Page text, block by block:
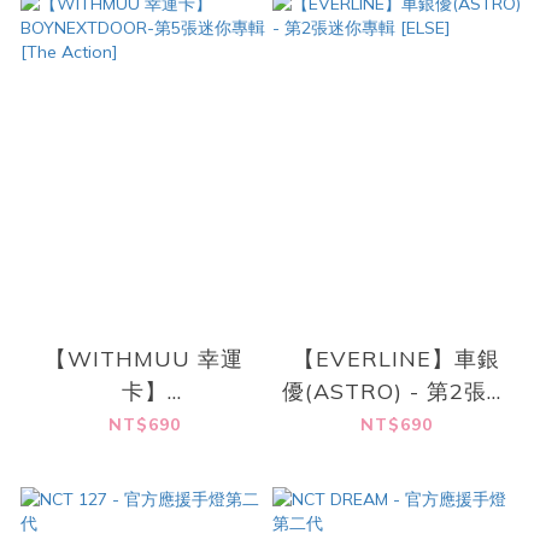
【WITHMUU 幸運
卡】
BOYNEXTDOOR-第5
Action]
NT$690
【EVERLINE】車銀
優(ASTRO) - 第2張迷
你專輯 [ELSE]
NT$690